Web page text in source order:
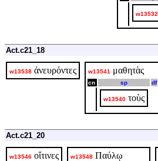
w13532
Act.c21_18
w13538 ἀνευρόντες w13541 μαθητὰς
cn sp df
w13540 τοὺς
Act.c21_20
w13546 οἵτινες w13548 Παύλῳ